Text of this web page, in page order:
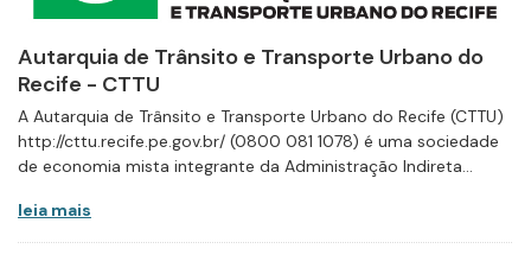
Autarquia de Trânsito e Transporte Urbano do
Recife - CTTU
A Autarquia de Trânsito e Transporte Urbano do Recife (CTTU)
http://cttu.recife.pe.gov.br/ (0800 081 1078) é uma sociedade
de economia mista integrante da Administração Indireta...
leia mais